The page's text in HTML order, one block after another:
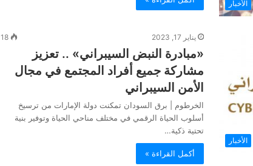
الأخبار
الأخبار
يناير 17, 2023 18
«مبادرة النبض السيبراني» .. تعزيز
مشاركة جميع أفراد المجتمع في مجال
الأمن السيبراني
الخرطوم | برق السودان تمكنت دولة الإمارات من ترسيخ
أسلوب الحياة الرقمي في مختلف مناحي الحياة وتوفير بنية
تحتية ذكية…
أكمل القراءة »